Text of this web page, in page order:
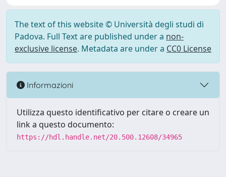
The text of this website © Università degli studi di
Padova. Full Text are published under a non-
exclusive license. Metadata are under a CC0 License
Informazioni
Utilizza questo identificativo per citare o creare un
link a questo documento:
https://hdl.handle.net/20.500.12608/34965